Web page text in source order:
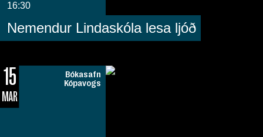
16:30
Nemendur Lindaskóla lesa ljóð
15
MAR
Bókasafn
Kópavogs